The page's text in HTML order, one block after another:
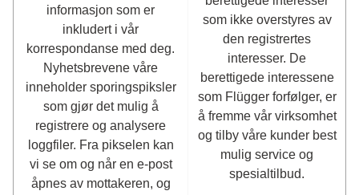
informasjon som er
inkludert i vår
korrespondanse med deg.
Nyhetsbrevene våre
inneholder sporingspiksler
som gjør det mulig å
registrere og analysere
loggfiler. Fra pikselen kan
vi se om og når en e-post
åpnes av mottakeren, og
som ikke overstyres av
den registrertes
interesser. De
berettigede interessene
som Flügger forfølger, er
å fremme vår virksomhet
og tilby våre kunder best
mulig service og
spesialtilbud.